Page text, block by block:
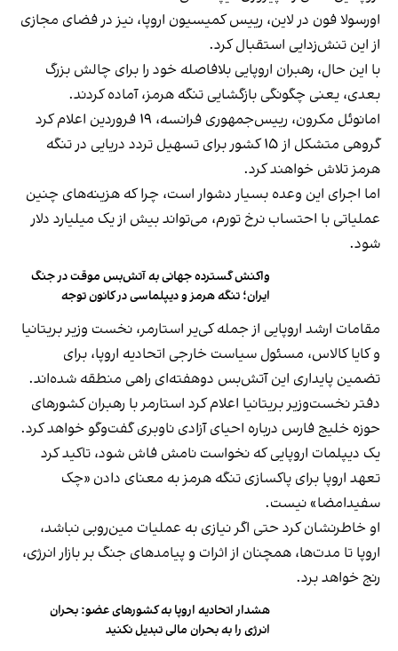
اورسولا فون در لاین، رییس کمیسیون اروپا، نیز در فضای مجازی
از این تنش‌زدایی استقبال کرد.
با این حال، رهبران اروپایی بلافاصله خود را برای چالش بزرگ
بعدی، یعنی چگونگی بازگشایی تنگه هرمز، آماده کردند.
امانوئل مکرون، رییس‌جمهوری فرانسه، ۱۹ فروردین اعلام کرد
گروهی متشکل از ۱۵ کشور برای تسهیل تردد دریایی در تنگه
هرمز تلاش خواهند کرد.
اما اجرای این وعده بسیار دشوار است، چرا که هزینه‌های چنین
عملیاتی با احتساب نرخ تورم، می‌تواند بیش از یک میلیارد دلار
شود.
واکنش گسترده جهانی به آتش‌بس موقت در جنگ
ایران؛ تنگه هرمز و دیپلماسی در کانون توجه
مقامات ارشد اروپایی از جمله کی‌یر استارمر، نخست وزیر بریتانیا
و کایا کالاس، مسئول سیاست خارجی اتحادیه اروپا، برای
تضمین پایداری این آتش‌بس دوهفته‌ای راهی منطقه شده‌اند.
دفتر نخست‌وزیر بریتانیا اعلام کرد استارمر با رهبران کشورهای
حوزه خلیج فارس درباره احیای آزادی ناوبری گفت‌وگو خواهد کرد.
یک دیپلمات اروپایی که نخواست نامش فاش شود، تاکید کرد
تعهد اروپا برای پاکسازی تنگه هرمز به معنای دادن «چک
سفیدامضا» نیست.
او خاطرنشان کرد حتی اگر نیازی به عملیات مین‌روبی نباشد،
اروپا تا مدت‌ها، همچنان از اثرات و پیامدهای جنگ بر بازار انرژی،
رنج خواهد برد.
هشدار اتحادیه اروپا به کشورهای عضو: بحران
انرژی را به بحران مالی تبدیل نکنید